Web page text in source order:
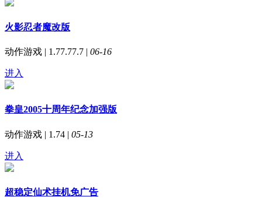
火影忍者魔改版
动作游戏 | 1.77.77.7 | 06-16
进入
拳皇2005十周年纪念加强版
动作游戏 | 1.74 | 05-13
进入
超稳定仙术挂机免广告